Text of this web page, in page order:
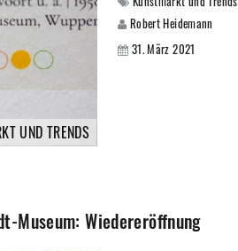
UND TRENDS
Robert Heidemann
31. März 2021
Museum: Wiedereröffnung